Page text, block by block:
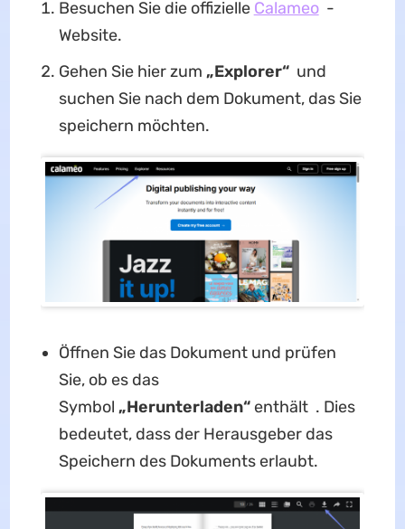
Besuchen Sie die offizielle Calameo-
Website.
Gehen Sie hier zum „Explorer“und
suchen Sie nach dem Dokument, das Sie
speichern möchten.
Öffnen Sie das Dokument und prüfen
Sie, ob es das
Symbol „Herunterladen“enthält . Dies
bedeutet, dass der Herausgeber das
Speichern des Dokuments erlaubt.